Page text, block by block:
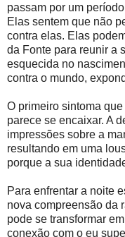
passam por um
Elas sentem que não
contra elas. Elas
da Fonte para reunir a
esquecida no
contra o mundo,
O primeiro sintoma
parece se encaixar. A
impressões sobre a
resultando em uma
porque a sua
Para enfrentar a noite
nova compreensão da
pode se transformar
conexão com o eu